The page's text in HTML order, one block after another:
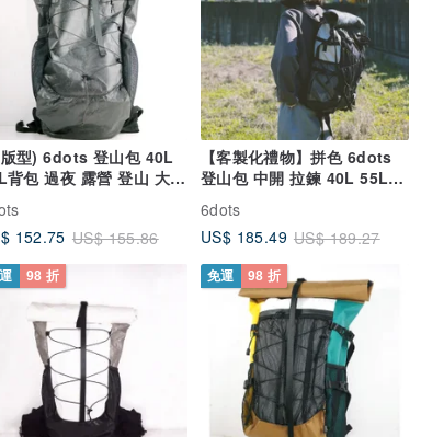
) 6dots 登山包 40L
背包 過夜 露營 登山 大
152.75 US$ 155.86
【客製化禮物】拼色 6dots
登山包 中開 拉鍊 40L 55L背
6dots
US$ 185.49 US$ 189.27
98 折 免運 98 折